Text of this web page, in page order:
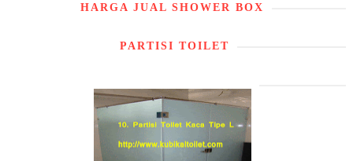
HARGA JUAL SHOWER BOX
PARTISI TOILET